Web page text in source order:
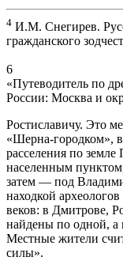
4 И.М. Снегирев.
гражданского
6
«Путеводитель по
России: Москва и
Ростиславичу. Это
«Шерна-городком»,
расселения по
населенным
затем — под
находкой
веков: в Дмитрове,
найдены по одной,
Местные жители
силы».